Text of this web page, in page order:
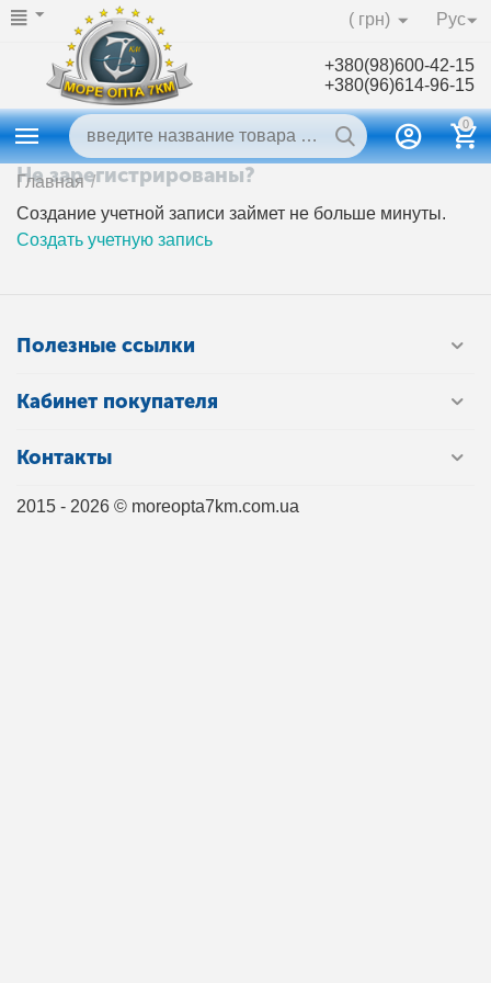
Рус
( грн)
+380(98)600-42-15
+380(96)614-96-15
0
Главная /
Не зарегистрированы?
Создание учетной записи займет не больше минуты.
Создать учетную запись
Полезные ссылки
Кабинет покупателя
Контакты
2015 - 2026 © moreopta7km.com.ua